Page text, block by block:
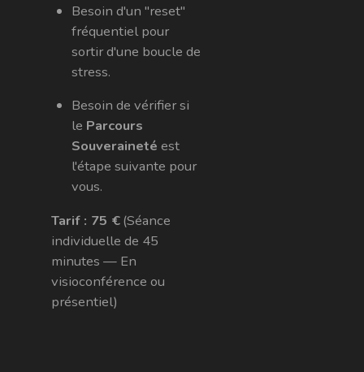
Besoin d'un "reset"
fréquentiel pour
sortir d'une boucle de
stress.
Besoin de vérifier si
le Parcours
Souveraineté est
l'étape suivante pour
vous.
Tarif : 75 €(Séance
individuelle de 45
minutes — En
visioconférence ou
présentiel)